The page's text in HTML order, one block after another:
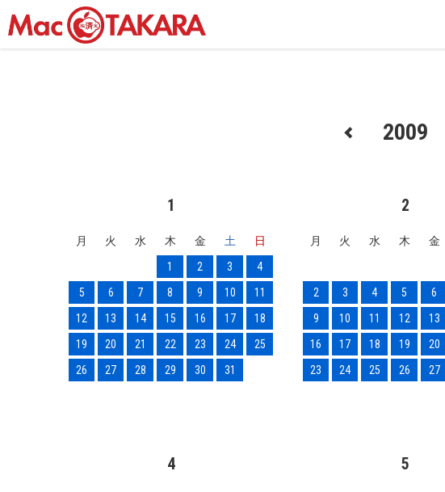
2009
1
月 火 水 木 金 土
日
1
2 3
4
5
6 7 8 9 10
11
12
13 14 15 16 17
18
19
20 21 22 23 24
25
26
27 28 29 30 31
2
月 火 水 木 金
2
3 4 5 6
9
10 11 12 13
16
17 18 19 20
23
24 25 26 27
4 5